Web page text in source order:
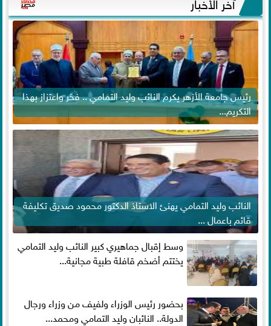
رئيس جامعة الأزهر يكرم النائب وليد التمامي .. فخر واعتزاز بهذا
التكريم...
النائب وليد التمامي يهنئ الاستاذ الدكتور محمود صديق تكليفة
قائم باعمال ...
وسط إقبال جماهيري كبير النائب وليد التمامي
يختتم أضخم قافلة طبية مجانية...
بحضور رئيس الوزراء ولفيف من وزراء ورجال
الدولة.. النائبان وليد التمامي ومحمد...